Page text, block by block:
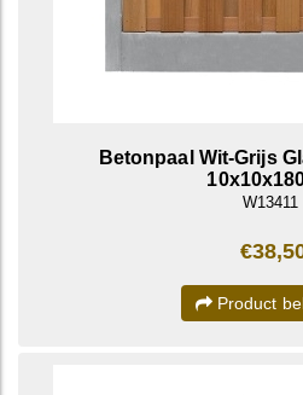
Betonpaal Wit-Grijs
W13411
Product